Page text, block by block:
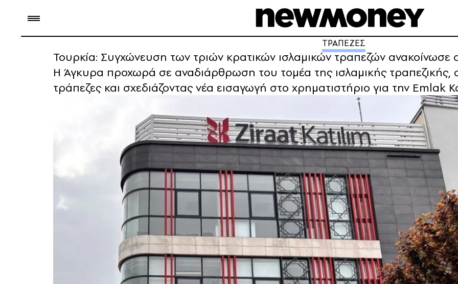
ΤΡΑΠΕΖΕΣ
Τουρκία: Συγχώνευση των τριών κρατικών ισλαμικών τραπεζών ανακοίνωσε
Η Άγκυρα προχωρά σε αναδιάρθρωση του τομέα της ισλαμικής τραπεζικής,
τράπεζες και σχεδιάζοντας νέα εισαγωγή στο χρηματιστήριο για την Emlak